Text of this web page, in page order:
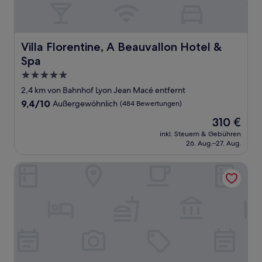
Villa Florentine, A Beauvallon Hotel &
Spa
Villa Florentine, A Beauvallon Hotel & Spa
5.0-
Sterne-
Unterkunft
2,4 km von Bahnhof Lyon Jean Macé entfernt
9.4
9,4/10 Außergewöhnlich (484 Bewertungen)
Der
Preis
beträgt
310 €
inkl. Steuern & Gebühren
26. Aug.–27. Aug.